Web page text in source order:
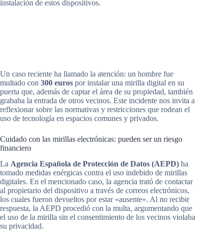
instalación de estos dispositivos.
Un caso reciente ha llamado la atención: un hombre fue
multado con 300 euros por instalar una mirilla digital en su
puerta que, además de captar el área de su propiedad, también
grababa la entrada de otros vecinos. Este incidente nos invita a
reflexionar sobre las normativas y restricciones que rodean el
uso de tecnología en espacios comunes y privados.
Cuidado con las mirillas electrónicas: pueden ser un riesgo
financiero
La Agencia Española de Protección de Datos (AEPD) ha
tomado medidas enérgicas contra el uso indebido de mirillas
digitales. En el mencionado caso, la agencia trató de contactar
al propietario del dispositivo a través de correos electrónicos,
los cuales fueron devueltos por estar «ausente». Al no recibir
respuesta, la AEPD procedió con la multa, argumentando que
el uso de la mirilla sin el consentimiento de los vecinos violaba
su privacidad.